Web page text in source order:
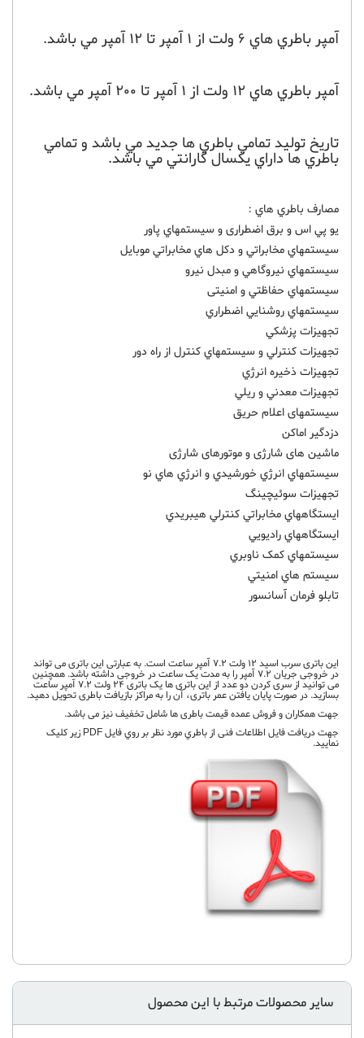
آمپر باطري هاي 6 ولت از 1 آمپر تا 12 آمپر مي باشد.
آمپر باطري هاي 12 ولت از 1 آمپر تا 200 آمپر مي باشد.
تاريخ توليد تمامي باطري ها جديد مي باشد و تمامي
باطري ها داراي يکسال گارانتي مي باشد.
مصارف باطري هاي :
يو پي اس و برق اضطراری و سيستمهاي پاور
سيستمهاي مخابراتي و دکل هاي مخابراتي موبايل
سيستمهاي نيروگاهي و مبدل نيرو
سيستمهاي حفاظتي و امنیتی
سيستمهاي روشنايي اضطراري
تجهيزات پزشکي
تجهيزات کنترلي و سيستمهاي کنترل از راه دور
تجهيزات ذخيره انرژي
تجهيزات معدني و ريلي
سیستمهای اعلام حریق
دزدگیر اماکن
ماشین های شارژی و موتورهای شارژی
سيستمهاي انرژي خورشيدي و انرژي هاي نو
تجهيزات سوئيچينگ
ايستگاههاي مخابراتي کنترلي هيبريدي
ايستگاههاي راديويي
سيستمهاي کمک ناوبري
سيستم هاي امنيتي
تابلو فرمان آسانسور
این باتری سرب اسید 12 ولت 7.2 آمپر ساعت است. به عبارتی این باتری می تواند
در خروجی جریان 7.2 آمپر را به مدت یک ساعت در خروجی داشته باشد. همچنین
می توانید از سری کردن دو عدد از این باتری ها یک باتری 24 ولت 7.2 آمپر ساعت
بسازید. در صورت پایان یافتن عمر باتری، آن را به مراکز بازیافت باطری تحویل دهید.
جهت همکاران و فروش عمده قیمت باطری ها شامل تخفیف نیز می باشد.
جهت دريافت فايل اطلاعات فنی از باطري مورد نظر بر روي فايل PDF زير کليک
نماييد.
سایر محصولات مرتبط با این محصول